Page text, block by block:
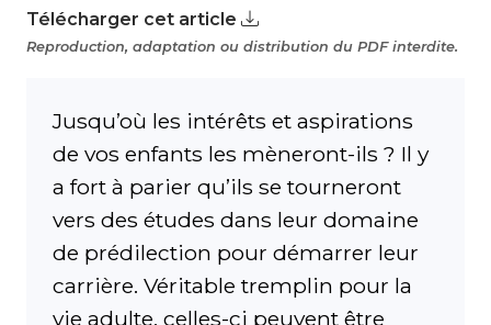
Télécharger cet article
Reproduction, adaptation ou distribution du PDF interdite.
Jusqu’où les intérêts et aspirations
de vos enfants les mèneront-ils ? Il y
a fort à parier qu’ils se tourneront
vers des études dans leur domaine
de prédilection pour démarrer leur
carrière. Véritable tremplin pour la
vie adulte, celles-ci peuvent être